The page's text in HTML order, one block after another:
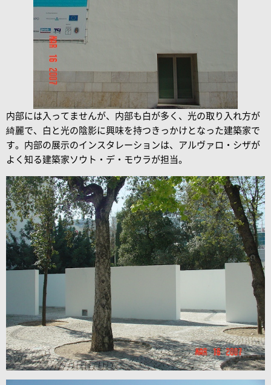
内部には入ってませんが、内部も白が多く、光の取り入れ方が
綺麗で、白と光の陰影に興味を持つきっかけとなった建築家で
す。内部の展示のインスタレーションは、アルヴァロ・シザが
よく知る建築家ソウト・デ・モウラが担当。